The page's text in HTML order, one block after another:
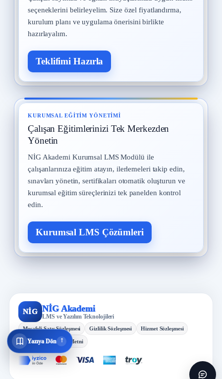
Yazıya Dön ↓
2 Eylül 2025 · 8 okuma
seçeneklerini belirleyelim. Size özel fiyatlandırma,
kurulum planı ve uygulama önerisini birlikte
hazırlayalım.
Teklifimi Hazırla
KURUMSAL EĞITIM YÖNETIMI
Çalışan Eğitimlerinizi Tek Merkezden
Yönetin
NİG Akademi Kurumsal LMS Modülü ile
çalışanlarınıza eğitim atayın, ilerlemeleri takip edin,
sınavları yönetin, sertifikaları otomatik oluşturun ve
kurumsal eğitim süreçlerinizi tek panelden kontrol
edin.
Kurumsal LMS Çözümleri
NİG NİG Akademi
LMS ve Yazılım Teknolojileri
Mesafeli Satış Sözleşmesi Gizlilik Sözleşmesi Hizmet Sözleşmesi
KVKK Aydınlatma Metni